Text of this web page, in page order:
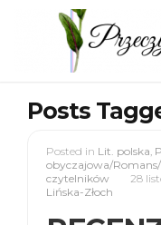
Posts
Posted in Lit. polska,
obyczajowa/
czytelników
28
Lińska-Złoch